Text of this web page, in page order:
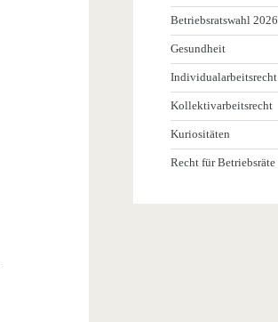
Betriebsratswahl 2026
Gesundheit
Individualarbeitsrecht
Kollektivarbeitsrecht
Kuriositäten
Recht für Betriebsräte